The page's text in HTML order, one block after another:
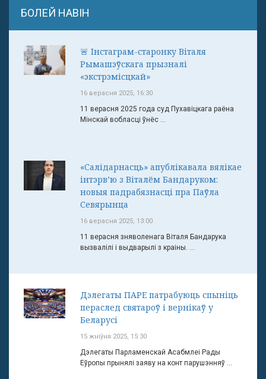
БОЛЕЙ НАВІН
🚨 Інстаграм-старонку Віталя
Рымашэўскага прызналі
«экстрэмісцкай»
16 верасня 2025, 16:30
11 верасня 2025 года суд Пухавіцкага раёна
Мінскай вобласці ўнёс ...
«Салідарнасць» апублікавала вялікае
інтэрв’ю з Віталём Бандаруком:
новыя падрабязнасці пра Паўла
Севярынца
16 верасня 2025, 13:00
11 верасня зняволенага Віталя Бандарука
вызвалілі і выдварылі з краіны. ...
Дэлегаты ПАРЕ патрабуюць спыніць
пераслед святароў і вернікаў у
Беларусі
15 жніўня 2025, 15:30
Дэлегаты Парламенскай Асабмлеі Рады
Еўропы прынялі заяву на конт парушэнняў ...